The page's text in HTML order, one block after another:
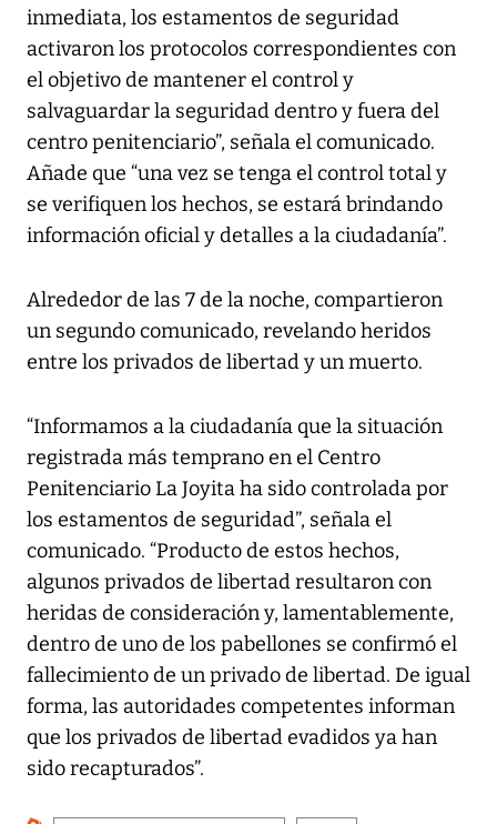
inmediata, los estamentos de seguridad
activaron los protocolos correspondientes con
el objetivo de mantener el control y
salvaguardar la seguridad dentro y fuera del
centro penitenciario”, señala el comunicado.
Añade que “una vez se tenga el control total y
se verifiquen los hechos, se estará brindando
información oficial y detalles a la ciudadanía”.
Alrededor de las 7 de la noche, compartieron
un segundo comunicado, revelando heridos
entre los privados de libertad y un muerto.
“Informamos a la ciudadanía que la situación
registrada más temprano en el Centro
Penitenciario La Joyita ha sido controlada por
los estamentos de seguridad”, señala el
comunicado. “Producto de estos hechos,
algunos privados de libertad resultaron con
heridas de consideración y, lamentablemente,
dentro de uno de los pabellones se confirmó el
fallecimiento de un privado de libertad. De igual
forma, las autoridades competentes informan
que los privados de libertad evadidos ya han
sido recapturados”.